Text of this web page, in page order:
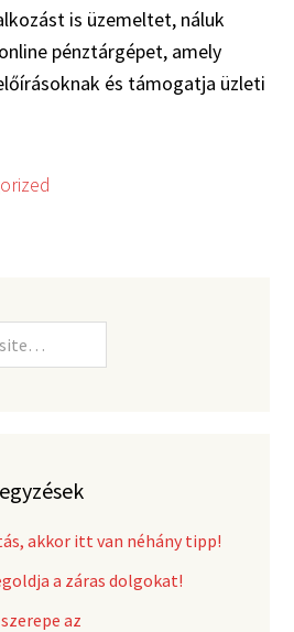
is üzemeltet, náluk
pénztárgépet, amely
és támogatja üzleti
akkor itt van néhány tipp!
a záras dolgokat!
az